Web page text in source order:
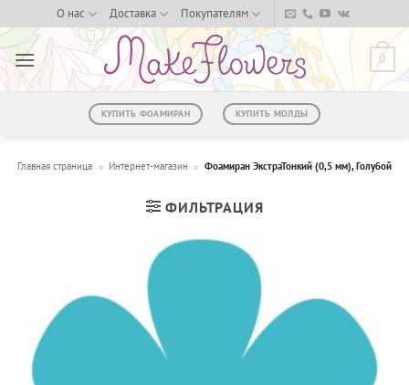
to
content
О нас Доставка Покупателям
0
КУПИТЬ ФОАМИРАН КУПИТЬ МОЛДЫ
Главная страница » Интернет-магазин » Фоамиран ЭкстраТонкий (0,5 мм), Голубой
ФИЛЬТРАЦИЯ